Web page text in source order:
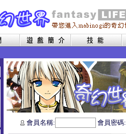
會員名稱: 會員密